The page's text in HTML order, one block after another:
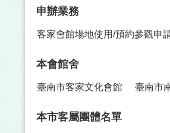
申辦業務
客家會館場地使用/預約參觀申
本會館舍
臺南市客家文化會館 臺南市
本市客屬團體名單